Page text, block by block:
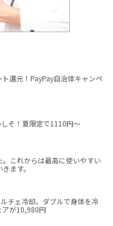
ト還元！PayPay自治体キャンペ
しそ！夏限定で1110円～
これからは最高に使いやすい
ます。
チェ冷却。ダブルで身体を冷
アが10,980円